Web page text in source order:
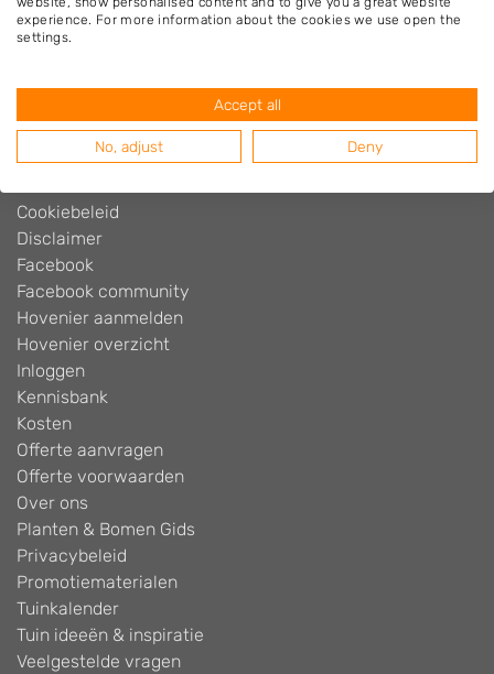
Hovenier.nl
Beoordelingen widget
Blog
Cookiebeleid
Disclaimer
Facebook
Facebook community
Hovenier aanmelden
Hovenier overzicht
Inloggen
Kennisbank
Kosten
Offerte aanvragen
Offerte voorwaarden
Over ons
Planten & Bomen Gids
Privacybeleid
Promotiematerialen
Tuinkalender
Tuin ideeën & inspiratie
Veelgestelde vragen
experience. For more information about the cookies we use open the
settings.
Accept all
No, adjust Deny